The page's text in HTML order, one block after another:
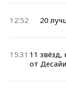
12:52 20
15:31 11
от